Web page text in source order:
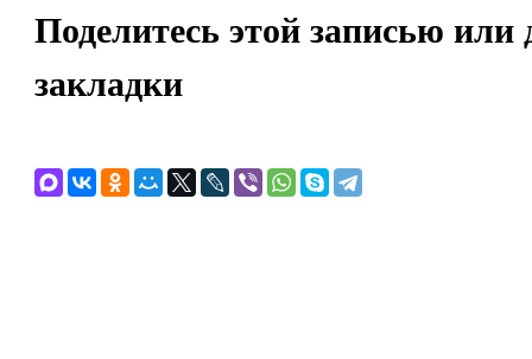
Поделитесь этой записью или
закладки